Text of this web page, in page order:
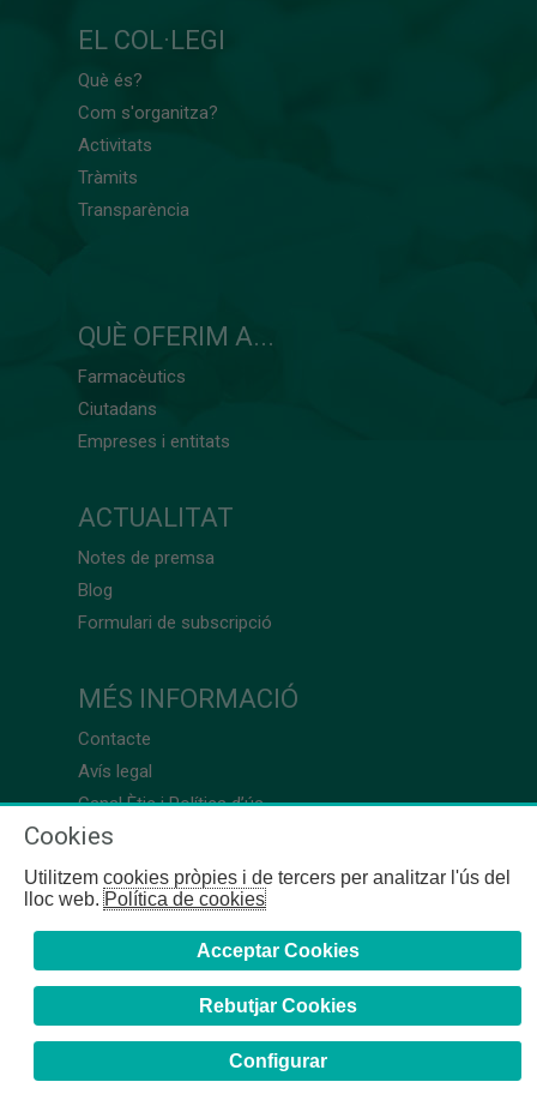
EL COL·LEGI
Què és?
Com s'organitza?
Activitats
Tràmits
Transparència
QUÈ OFERIM A...
Farmacèutics
Ciutadans
Empreses i entitats
ACTUALITAT
Notes de premsa
Blog
Formulari de subscripció
MÉS INFORMACIÓ
Contacte
Avís legal
Canal Ètic i Política d’ús
Cookies
Utilitzem cookies pròpies i de tercers per analitzar l'ús del
lloc web.Política de cookies
Acceptar Cookies
Rebutjar Cookies
Configurar